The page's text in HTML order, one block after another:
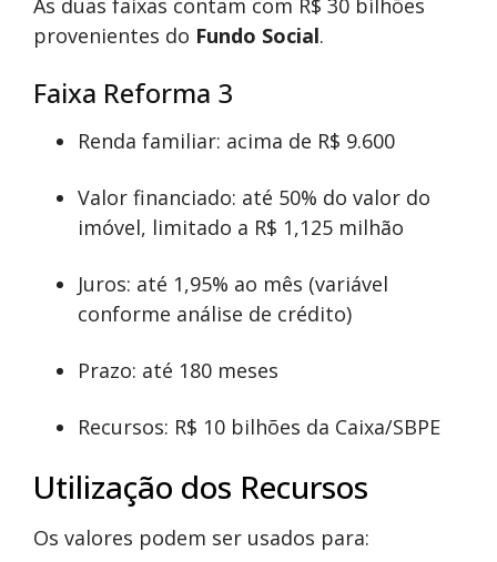
As duas faixas contam com R$ 30 bilhões
provenientes do Fundo Social.
Faixa Reforma 3
Renda familiar: acima de R$ 9.600
Valor financiado: até 50% do valor do
imóvel, limitado a R$ 1,125 milhão
Juros: até 1,95% ao mês (variável
conforme análise de crédito)
Prazo: até 180 meses
Recursos: R$ 10 bilhões da Caixa/SBPE
Utilização dos Recursos
Os valores podem ser usados para: